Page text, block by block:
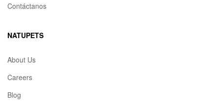
Contáctanos
NATUPETS
About Us
Careers
Blog